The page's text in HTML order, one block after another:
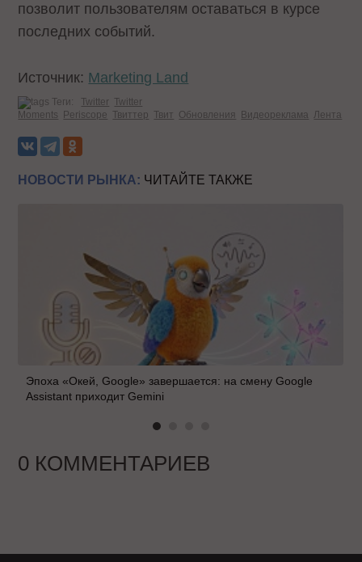
позволит пользователям оставаться в курсе
последних событий.
Источник: Marketing Land
Теги: Twitter Twitter
Moments
Periscope Твиттер Твит Обновления Видеореклама Лента
НОВОСТИ РЫНКА: ЧИТАЙТЕ ТАКЖЕ
Эпоха «Окей, Google» завершается: на смену Google
Assistant приходит Gemini
0 КОММЕНТАРИЕВ